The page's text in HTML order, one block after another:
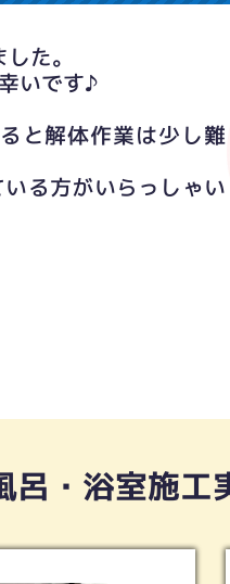
た。
いです♪
と解体作業は少し難
る方がいらっしゃい
呂・浴室施工